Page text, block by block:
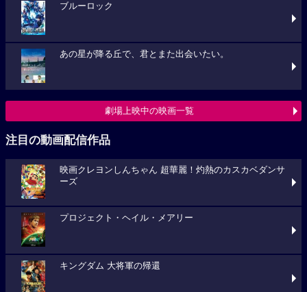
ブルーロック
あの星が降る丘で、君とまた出会いたい。
劇場上映中の映画一覧
注目の動画配信作品
映画クレヨンしんちゃん 超華麗！灼熱のカスカベダンサ
ーズ
プロジェクト・ヘイル・メアリー
キングダム 大将軍の帰還